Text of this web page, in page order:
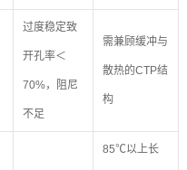
过度稳定致
开孔率＜
70%，阻尼
不足
需兼顾缓冲与
散热的CTP结
构
85℃以上长